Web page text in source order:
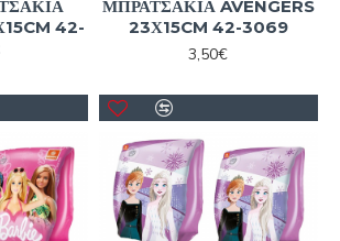
42-
ΜΠΡΑΤΣΑΚΙΑ AVENGERS
23Χ15CM 42-3069
3,50€